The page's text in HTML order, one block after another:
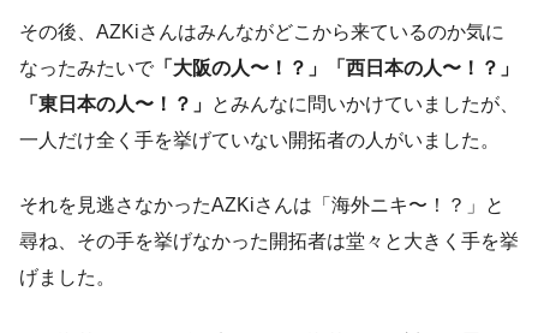
その後、AZKiさんはみんながどこから来ているのか気に
なったみたいで 「大阪の人〜！？」「西日本の人〜！？」
「東日本の人〜！？」 とみんなに問いかけていましたが、
一人だけ全く手を挙げていない開拓者の人がいました。
それを見逃さなかったAZKiさんは「海外ニキ〜！？」と
尋ね、その手を挙げなかった開拓者は堂々と大きく手を挙
げました。